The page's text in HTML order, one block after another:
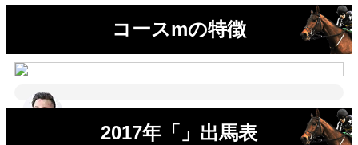
コースmの特徴
2017年「」出馬表